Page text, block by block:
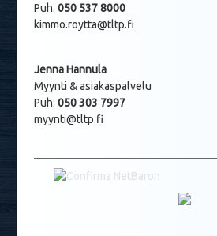
Puh. 050 537 8000
kimmo.roytta@tltp.fi
Jenna Hannula
Myynti & asiakaspalvelu
Puh: 050 303 7997
myynti@tltp.fi